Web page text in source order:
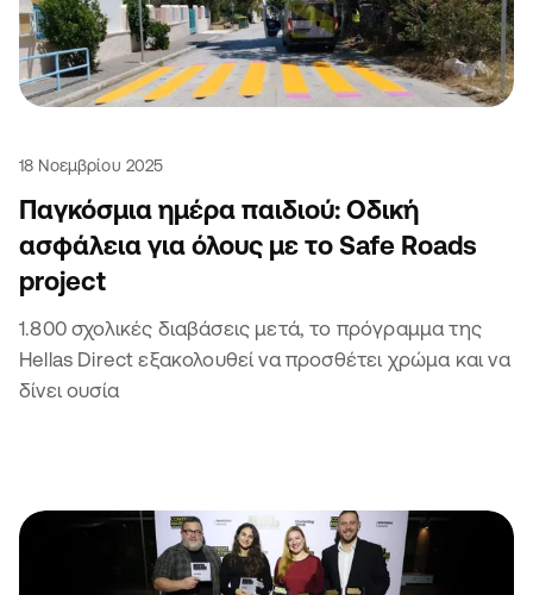
18 Νοεμβρίου 2025
Παγκόσμια ημέρα παιδιού: Οδική
ασφάλεια για όλους με το Safe Roads
project
1.800 σχολικές διαβάσεις μετά, το πρόγραμμα της
Hellas Direct εξακολουθεί να προσθέτει χρώμα και να
δίνει ουσία